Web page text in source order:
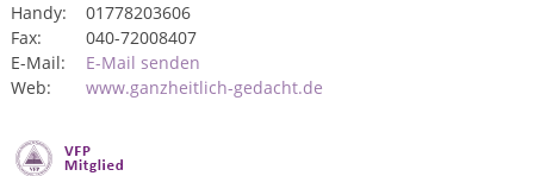
Handy:
01778203606
Fax:
040-72008407
E-Mail:
E-Mail senden
Web:
www.ganzheitlich-gedacht.de